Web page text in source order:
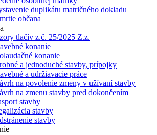
duplikátu matričného dokladu
občana
tlačív z.č. 25/2025 Z.z.
konanie
konanie
a jednoduché stavby, prípojky
a udržiavacie práce
na povolenie zmeny v užívaní stavby
na zmenu stavby pred dokončením
stavby
stavby
stavby